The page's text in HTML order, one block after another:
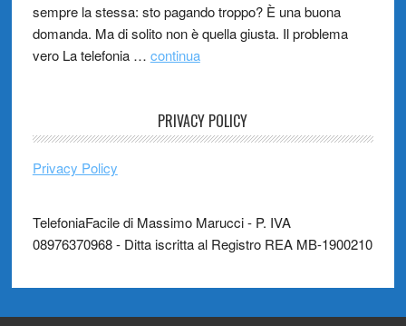
sempre la stessa: sto pagando troppo? È una buona
domanda. Ma di solito non è quella giusta. Il problema
vero La telefonia … continua
PRIVACY POLICY
Privacy Policy
TelefoniaFacile di Massimo Marucci - P. IVA
08976370968 - Ditta iscritta al Registro REA MB-1900210